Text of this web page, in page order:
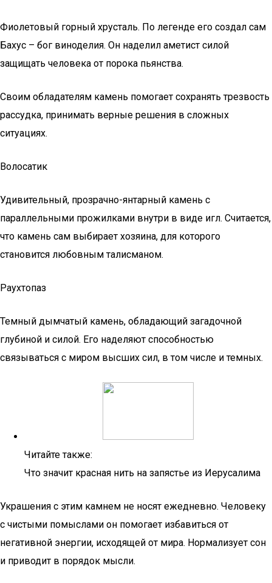
Фиолетовый горный хрусталь. По легенде его создал сам
Бахус – бог виноделия. Он наделил аметист силой
защищать человека от порока пьянства.
Своим обладателям камень помогает сохранять трезвость
рассудка, принимать верные решения в сложных
ситуациях.
Волосатик
Удивительный, прозрачно-янтарный камень с
параллельными прожилками внутри в виде игл. Считается,
что камень сам выбирает хозяина, для которого
становится любовным талисманом.
Раухтопаз
Темный дымчатый камень, обладающий загадочной
глубиной и силой. Его наделяют способностью
связываться с миром высших сил, в том числе и темных.
Читайте также:
Что значит красная нить на запястье из Иерусалима
Украшения с этим камнем не носят ежедневно. Человеку
с чистыми помыслами он помогает избавиться от
негативной энергии, исходящей от мира. Нормализует сон
и приводит в порядок мысли.